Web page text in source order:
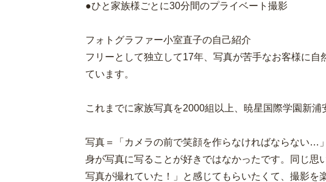
●ひと家族様ごとに30分間のプライベート撮影
フォトグラファー小室直子の自己紹介
フリーとして独立して17年、写真が苦手なお客様に自
ています。
これまでに家族写真を2000組以上、暁星国際学園新浦
写真＝「カメラの前で笑顔を作らなければならない…
身が写真に写ることが好きではなかったです。同じ思
写真が撮れていた！」と感じてもらいたくて、撮影を